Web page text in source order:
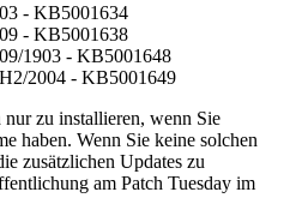
- KB5001634
- KB5001638
1903 - KB5001648
2004 - KB5001649
zu installieren, wenn Sie
haben. Wenn Sie keine solchen
zusätzlichen Updates zu
am Patch Tuesday im